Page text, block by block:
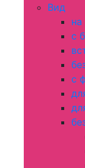
Вид
на
с
с